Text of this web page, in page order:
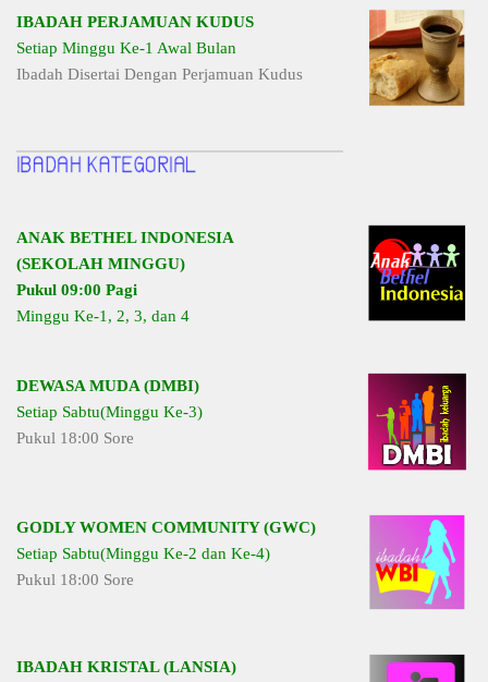
IBADAH PERJAMUAN KUDUS
Setiap Minggu Ke-1 Awal Bulan
Ibadah Disertai Dengan Perjamuan Kudus
ANAK BETHEL INDONESIA
(SEKOLAH MINGGU)
Pukul 09:00 Pagi
Minggu Ke-1, 2, 3, dan 4
DEWASA MUDA (DMBI)
Setiap Sabtu(Minggu Ke-3)
Pukul 18:00 Sore
GODLY WOMEN COMMUNITY (GWC)
Setiap Sabtu(Minggu Ke-2 dan Ke-4)
Pukul 18:00 Sore
IBADAH KRISTAL (LANSIA)